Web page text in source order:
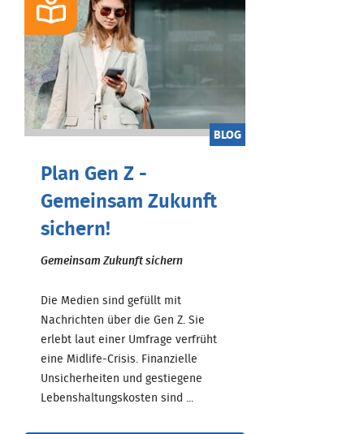
BLOG
Plan Gen Z -
Gemeinsam Zukunft
sichern!
Gemeinsam Zukunft sichern
Die Medien sind gefüllt mit
Nachrichten über die Gen Z. Sie
erlebt laut einer Umfrage verfrüht
eine Midlife-Crisis. Finanzielle
Unsicherheiten und gestiegene
Lebenshaltungskosten sind ...